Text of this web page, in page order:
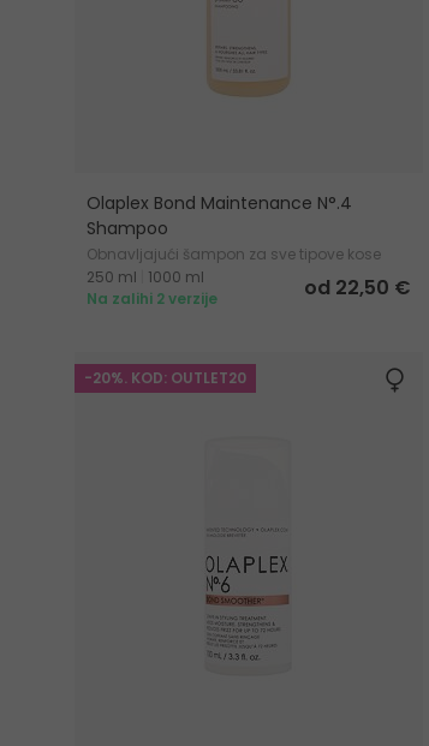
Olaplex Bond Maintenance N°.4
Shampoo
Obnavljajući šampon za sve tipove kose
250 ml
1000 ml
Na zalihi 2 verzije
od 22,50 €
-20%. KOD: OUTLET20